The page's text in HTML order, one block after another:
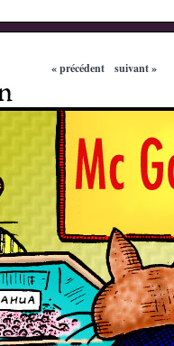
« précédent suivant »